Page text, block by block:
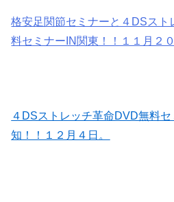
格安足関節セミナーと４DSス
料セミナーIN関東！！１１月２
４DSストレッチ革命DVD無料
知！！１２月４日。